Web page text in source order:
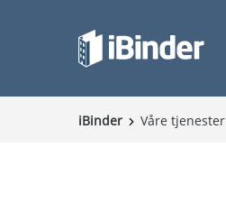
iBinder Våre tjenester